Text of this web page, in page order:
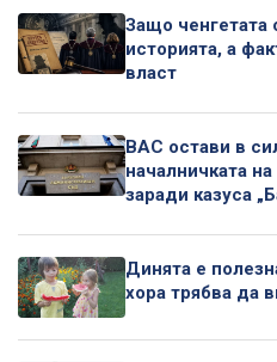
Защо ченгетата
историята, а
власт
ВАС остави в
началничката
заради казуса
Динята е
хора трябва да